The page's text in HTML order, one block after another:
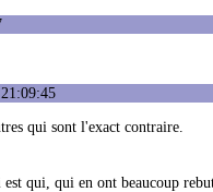
qui sont l'exact contraire.
qui, qui en ont beaucoup